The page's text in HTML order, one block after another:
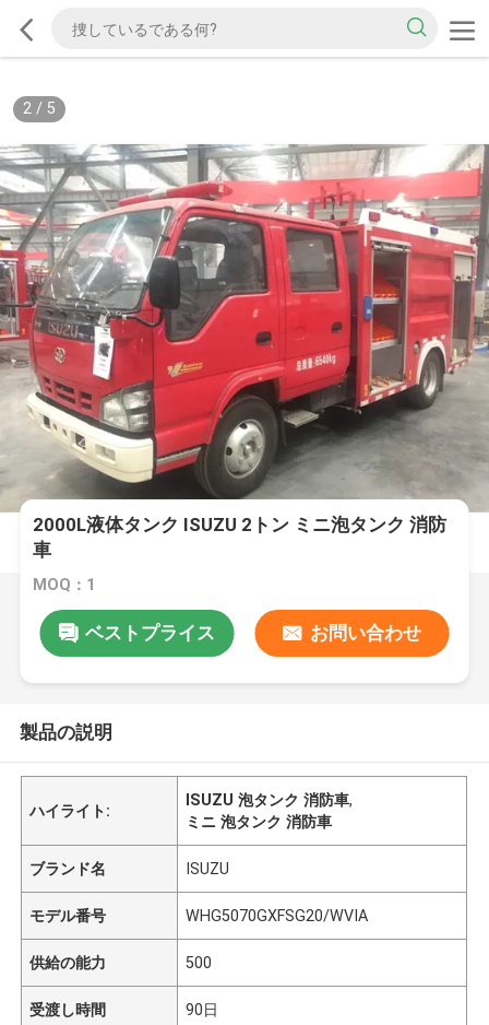
2/ 5
2000L液体タンク ISUZU 2トン ミニ泡タンク 消防
車
MOQ：1
ベストプライス お問い合わせ
製品の説明
ハイライト:
ISUZU 泡タンク 消防車,
ミニ 泡タンク 消防車
ブランド名 ISUZU
モデル番号 WHG5070GXFSG20/WVIA
供給の能力 500
受渡し時間 90日